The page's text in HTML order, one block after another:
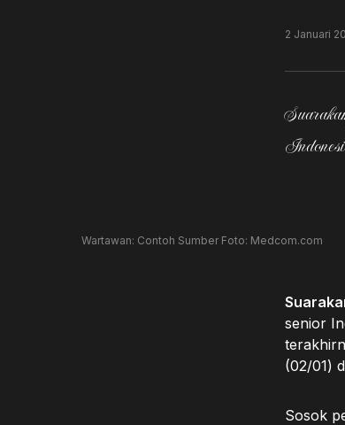
2 Januari
Wartawan: Contoh Sumber Foto: Medcom.com
senior
(02/01)
Sosok